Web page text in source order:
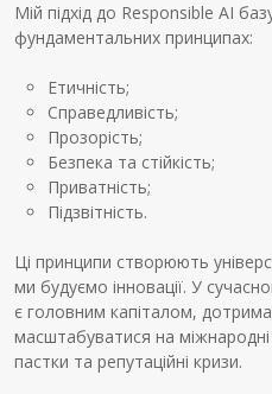
Мій підхід до Responsible AI
фундаментальних принципах:
Етичність;
Справедливість;
Прозорість;
Безпека та стійкість;
Приватність;
Підзвітність.
Ці принципи створюють
ми будуємо інновації. У
є головним капіталом,
масштабуватися на
пастки та репутаційні кризи.